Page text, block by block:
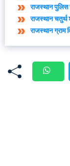
राजस्थान
राजस्थान चतुर्थ
राजस्थान ग्राम